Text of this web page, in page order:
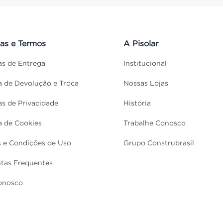
e Termos
de Entrega
de Devolução e Troca
de Privacidade
de Cookies
e Condições de Uso
Frequentes
A Pisolar
Institucional
Nossas Lojas
História
Trabalhe Conosco
Grupo Construbrasil